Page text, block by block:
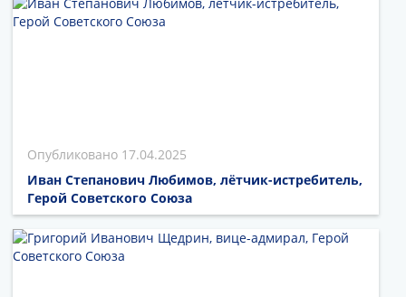
17.04.2025
Иван Степанович Любимов, лётчик-истребитель,
Герой Советского Союза